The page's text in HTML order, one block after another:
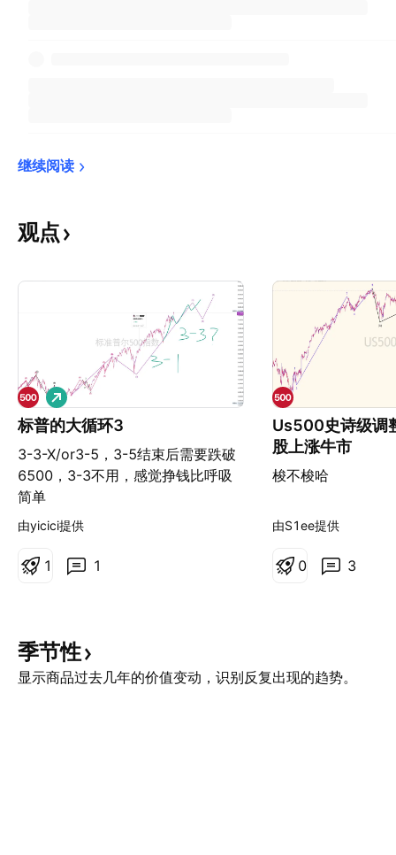
继续阅读
观点
标普的大循环3
3-3-X/or3-5，3-5结束后需要跌破
6500，3-3不用，感觉挣钱比呼吸
简单
做
多
由yicici提供
1
1
Us500史诗级调
股上涨牛市
梭不梭哈
由S1ee提供
3
0
季节性
显示商品过去几年的价值变动，识别反复出现的趋势。